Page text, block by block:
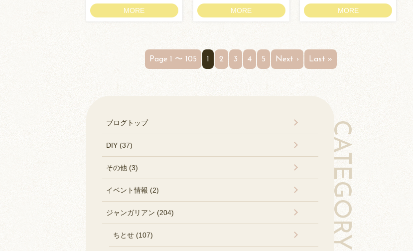
MORE MORE MORE
Page 1 〜 105 1 2 3 4 5 Next › Last »
CATEGORY
ブログトップ
DIY (37)
その他 (3)
イベント情報 (2)
ジャンガリアン (204)
ちとせ (107)